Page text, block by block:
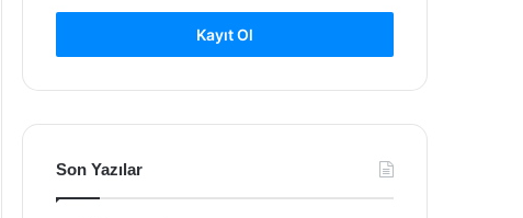
Kayıt Ol
Son Yazılar